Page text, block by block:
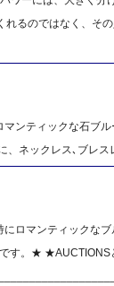
るのではなく、そ
ンティックな石ブ
ネックレス､ブレス
ロマンティックな
す。★ ★AUCTIONS